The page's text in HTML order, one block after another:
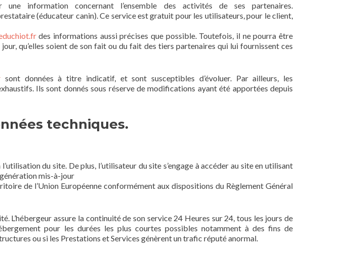
information concernant l’ensemble des activités de ses partenaires.
(éducateur canin). Ce service est gratuit pour les utilisateurs, pour le client,
des informations aussi précises que possible. Toutefois, il ne pourra être
qu’elles soient de son fait ou du fait des tiers partenaires qui lui fournissent ces
sont données à titre indicatif, et sont susceptibles d’évoluer. Par ailleurs, les
Ils sont donnés sous réserve de modifications ayant été apportées depuis
techniques.
du site. De plus, l’utilisateur du site s’engage à accéder au site en utilisant
mis-à-jour
de l’Union Européenne conformément aux dispositions du Règlement Général
L’hébergeur assure la continuité de son service 24 Heures sur 24, tous les jours de
pour les durées les plus courtes possibles notamment à des fins de
ou si les Prestations et Services génèrent un trafic réputé anormal.